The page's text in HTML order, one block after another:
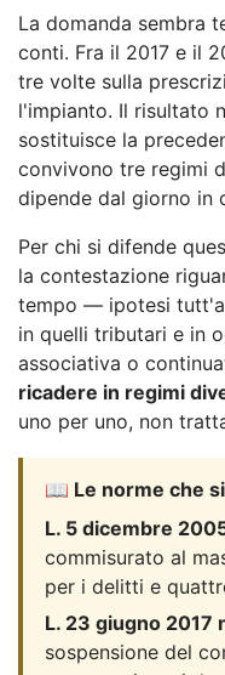
La domanda sembra
conti. Fra il 2017 e il
tre volte sulla
l'impianto. Il risultato
sostituisce la
convivono tre regimi
dipende dal giorno in
Per chi si difende
la contestazione
tempo — ipotesi
in quelli tributari e in
associativa o
ricadere in regimi
uno per uno, non
📖 Le norme che
L. 5 dicembre
commisurato al
per i delitti e
L. 23 giugno 2017
sospensione del